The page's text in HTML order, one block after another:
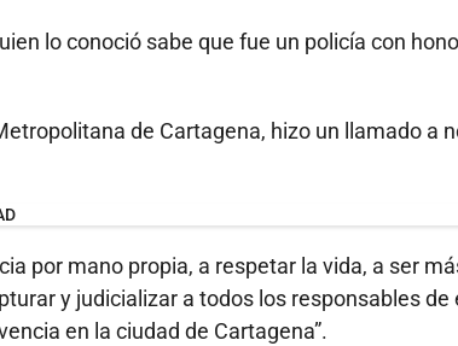
lo conoció sabe que fue un policía con
de Cartagena, hizo un llamado a
por mano propia, a respetar la vida, a ser
y judicializar a todos los responsables de
en la ciudad de Cartagena”.